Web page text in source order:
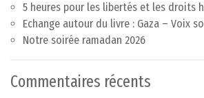
5 heures pour les libertés et les droits
Echange autour du livre : Gaza – Voix
Notre soirée ramadan 2026
Commentaires récents